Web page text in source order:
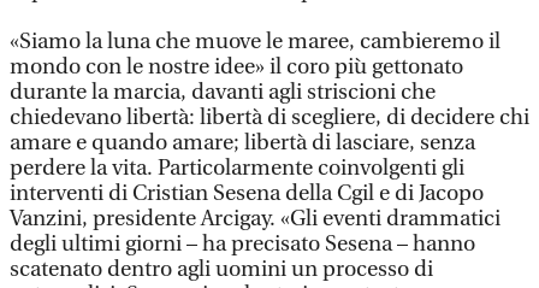
«Siamo la luna che muove le maree, cambieremo il
mondo con le nostre idee» il coro più gettonato
durante la marcia, davanti agli striscioni che
chiedevano libertà: libertà di scegliere, di decidere chi
amare e quando amare; libertà di lasciare, senza
perdere la vita. Particolarmente coinvolgenti gli
interventi di Cristian Sesena della Cgil e di Jacopo
Vanzini, presidente Arcigay. «Gli eventi drammatici
degli ultimi giorni – ha precisato Sesena – hanno
scatenato dentro agli uomini un processo di